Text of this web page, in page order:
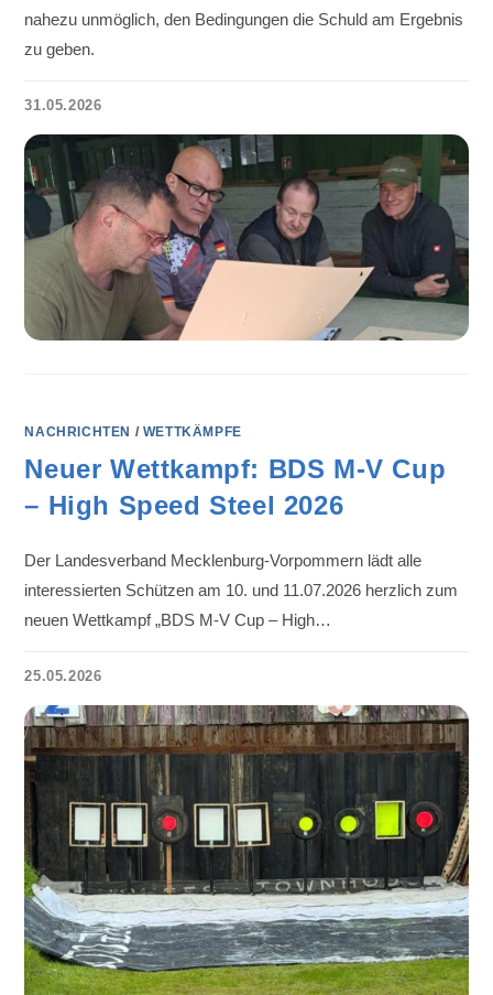
nahezu unmöglich, den Bedingungen die Schuld am Ergebnis
zu geben.
31.05.2026
NACHRICHTEN / WETTKÄMPFE
Neuer Wettkampf: BDS M-V Cup
– High Speed Steel 2026
Der Landesverband Mecklenburg-Vorpommern lädt alle
interessierten Schützen am 10. und 11.07.2026 herzlich zum
neuen Wettkampf „BDS M-V Cup – High…
25.05.2026